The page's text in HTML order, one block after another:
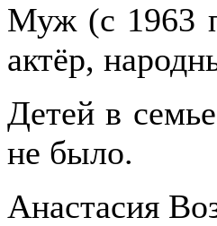
Муж (с 1963
актёр,
Детей в
не было.
Анастасия